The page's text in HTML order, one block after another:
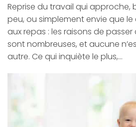
Reprise du travail qui approche,
peu, ou simplement envie que
aux repas : les raisons de passer
sont nombreuses, et aucune
autre. Ce qui inquiète le plus,…